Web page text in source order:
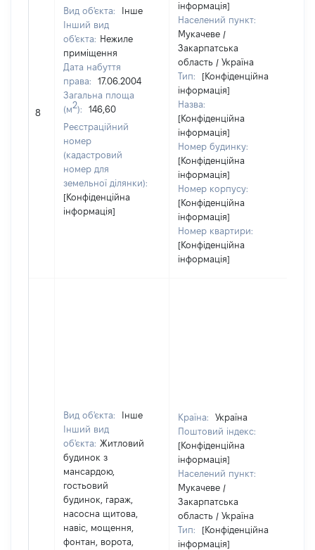
8
Вид об'єкта:
Інше
Інший вид
об'єкта: Нежиле
приміщення
Дата набуття
права:
17.06.2004
Загальна площа
(м2):
146,60
Реєстраційний
номер
(кадастровий
номер для
земельної ділянки):
[Конфіденційна
інформація]
інформація]
Населений пункт:
Мукачеве /
Закарпатська
область / Україна
Тип:
[Конфіденційна
інформація]
Назва:
[Конфіденційна
інформація]
Номер будинку:
[Конфіденційна
інформація]
Номер корпусу:
[Конфіденційна
інформація]
Номер квартири:
[Конфіденційна
інформація]
Вид об'єкта:
Інше
Інший вид
об'єкта: Житловий
будинок з
мансардою,
гостьовий
будинок, гараж,
насосна щитова,
навіс, мощення,
фонтан, ворота,
Країна:
Україна
Поштовий індекс:
[Конфіденційна
інформація]
Населений пункт:
Мукачеве /
Закарпатська
область / Україна
Тип:
[Конфіденційна
інформація]